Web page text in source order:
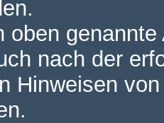
oben
nach der
Hinweisen